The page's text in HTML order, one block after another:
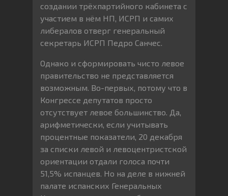
создании трёхпартийного кабинета с
участием в нём НП, ИСРП и самих
либералов отверг генеральный
секретарь ИСРП Педро Санчес.
Однако и сформировать чисто левое
правительство не представляется
возможным. Во-первых, потому что в
Конгрессе депутатов просто
отсутствует левое большинство. Да,
арифметически, если учитывать
процентные показатели, 20 декабря
за списки левой и левоцентристской
ориентации отдали голоса почти
51,5% испанцев. Но на деле в нижней
палате испанских Генеральных